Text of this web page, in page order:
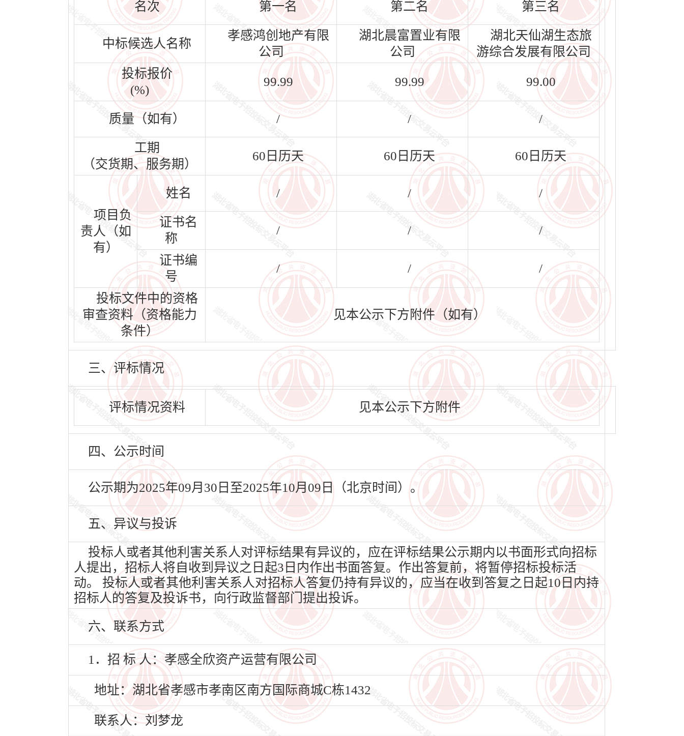
名次 第一名 第二名 第三名
中标候选人名称
孝感鸿创地产有限
公司
湖北晨富置业有限
公司
湖北天仙湖生态旅
游综合发展有限公司
投标报价
(%)
99.99 99.99 99.00
质量（如有） / / /
工期
（交货期、服务期）
60日历天 60日历天 60日历天
项目负
责人（如
有）
姓名 / / /
证书名
称
/ / /
证书编
号
/ / /
投标文件中的资格
审查资料（资格能力
条件）
见本公示下方附件（如有）
三、评标情况
评标情况资料 见本公示下方附件
四、公示时间
公示期为2025年09月30日至2025年10月09日（北京时间）。
五、异议与投诉
投标人或者其他利害关系人对评标结果有异议的，应在评标结果公示期内以书面形式向招标
人提出，招标人将自收到异议之日起3日内作出书面答复。作出答复前，将暂停招标投标活
动。 投标人或者其他利害关系人对招标人答复仍持有异议的，应当在收到答复之日起10日内持
招标人的答复及投诉书，向行政监督部门提出投诉。
六、联系方式
1．招 标 人：孝感全欣资产运营有限公司
地址：湖北省孝感市孝南区南方国际商城C栋1432
联系人：刘梦龙